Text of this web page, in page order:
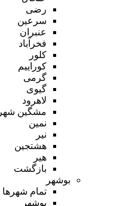
رضی
سرعین
عنبران
فخرآباد
کلور
کوراییم
گرمی
گیوی
لاهرود
مشگین شهر
نمین
نیر
هشتجین
هیر
بازگشت
بوشهر
تمام شهر‌ها
بوشهر